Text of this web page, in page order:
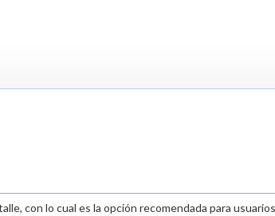
con lo cual es la opción recomendada para